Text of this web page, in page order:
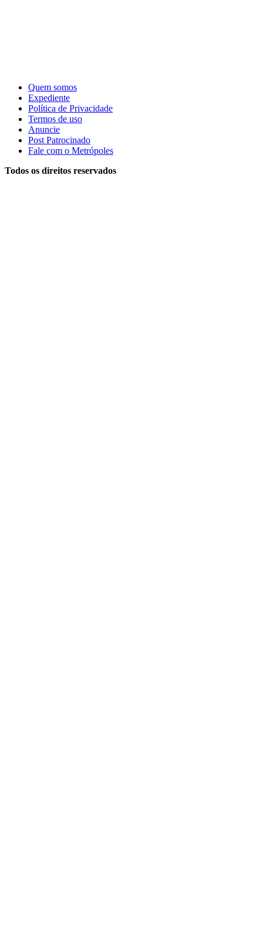
Quem somos
Expediente
Política de Privacidade
Termos de uso
Anuncie
Post Patrocinado
Fale com o Metrópoles
Todos os direitos reservados